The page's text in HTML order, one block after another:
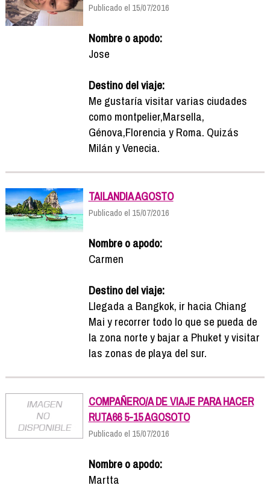
Publicado el 15/07/2016
Nombre o apodo:
Jose
Destino del viaje:
Me gustaría visitar varias ciudades
como montpelier,Marsella,
Génova,Florencia y Roma. Quizás
Milán y Venecia.
TAILANDIA AGOSTO
Publicado el 15/07/2016
Nombre o apodo:
Carmen
Destino del viaje:
Llegada a Bangkok, ir hacia Chiang
Mai y recorrer todo lo que se pueda de
la zona norte y bajar a Phuket y visitar
las zonas de playa del sur.
COMPAÑERO/A DE VIAJE PARA HACER
RUTA66 5-15 AGOSOTO
Publicado el 15/07/2016
Nombre o apodo:
Martta